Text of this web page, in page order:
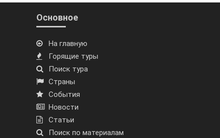
Основное
На главную
Горящие туры
Поиск тура
Страны
События
Новости
Статьи
Поиск по материалам